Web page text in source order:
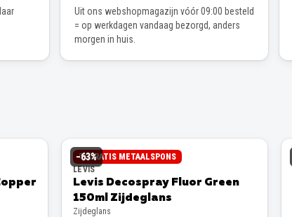
Uit ons webshopmagazijn vóór 09:00 besteld
= op werkdagen vandaag bezorgd, anders
morgen in huis.
−63%
GRATIS METAALSPONS
LEVIS
Levis Decospray Fluor Green
150ml Zijdeglans
Zijdeglans